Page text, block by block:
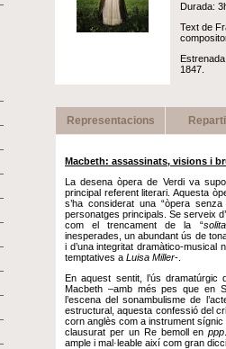
Durada:
Text de
1847.
Representacions
Macbeth: assassinats, visions i
La desena òpera de Verdi va
principal referent literari. Aquesta
s’ha considerat una “òpera
personatges principals. Se serveix
com el trencament de la “
inesperades, un abundant ús de
i d’una integritat dramàtico-musical
temptatives a Luisa Miller-.
En aquest sentit, l’ús
Macbeth –amb més pes que en
l’escena del sonambulisme de
estructural, aquesta confessió del
corn anglès com a instrument
clausurat per un Re bemoll enppp
ample i mal·leable així com gran